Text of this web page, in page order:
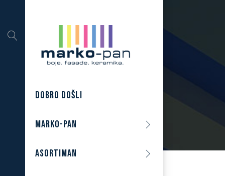
DOBRO DOŠLI
MARKO-PAN
ASORTIMAN